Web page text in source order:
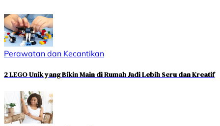
Perawatan dan Kecantikan
2 LEGO Unik yang Bikin Main di Rumah Jadi Lebih Seru dan Kreatif